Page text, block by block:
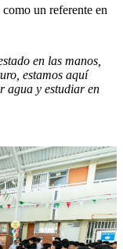
un referente en
en las manos,
estamos aquí
agua y estudiar en